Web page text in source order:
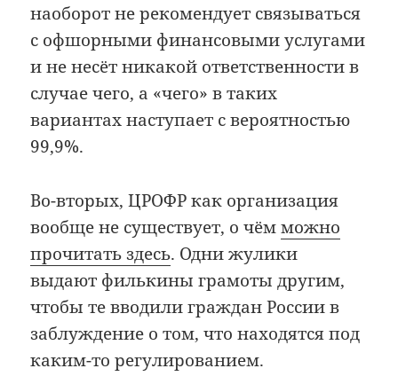
наоборот не рекомендует связываться
с офшорными финансовыми услугами
и не несёт никакой ответственности в
случае чего, а «чего» в таких
вариантах наступает с вероятностью
99,9%.
Во-вторых, ЦРОФР как организация
вообще не существует, о чёмможно
прочитать здесь. Одни жулики
выдают филькины грамоты другим,
чтобы те вводили граждан России в
заблуждение о том, что находятся под
каким-то регулированием.